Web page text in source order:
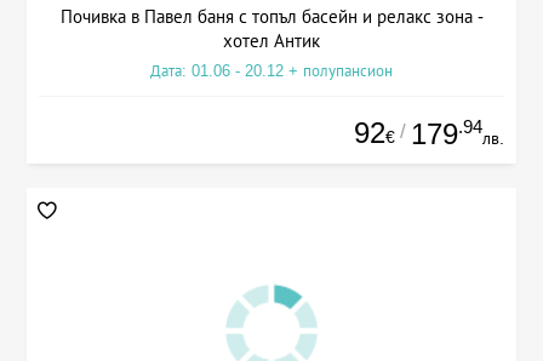
Почивка в Павел баня с топъл басейн и релакс зона -
хотел Антик
Дата: 01.06 - 20.12 + полупансион
92€ / 179.94
лв.